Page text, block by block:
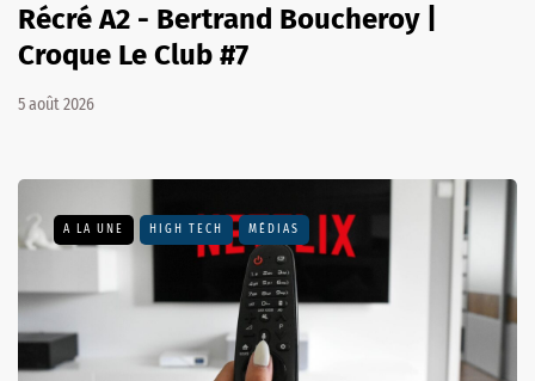
Récré A2 - Bertrand Boucheroy |
Croque Le Club #7
5 août 2026
A LA UNE HIGH TECH MÉDIAS